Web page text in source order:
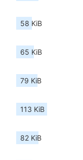
58 KiB
65 KiB
79 KiB
113 KiB
82 KiB